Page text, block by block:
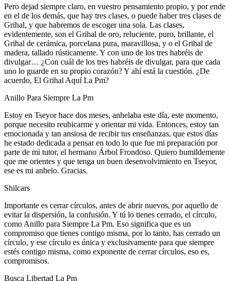
Pero dejad siempre claro, en vuestro pensamiento propio, y por ende
en el de los demás, que hay tres clases, o puede haber tres clases de
Grihal, y que habremos de escoger una sola. Las clases,
evidentemente, son el Grihal de oro, reluciente, puro, brillante, el
Grihal de cerámica, porcelana pura, maravillosa, y o el Grihal de
madera, tallado rústicamente. Y con uno de los tres habréis de
divulgar… ¿Con cuál de los tres habréis de divulgar, para que cada
uno lo guarde en su propio corazón? Y ahí está la cuestión. ¿De
acuerdo, El Grihal Aquí La Pm?
Anillo Para Siempre La Pm
Estoy en Tseyor hace dos meses, anhelaba este día, este momento,
porque necesito reubicarme y orientar mi vida. Entonces, estoy tan
emocionada y tan ansiosa de recibir tus enseñanzas, que estos días
he estado dedicada a pensar en todo lo que fue mi preparación por
parte de mi tutor, el hermano Árbol Frondoso. Quiero humildemente
que me orientes y que tenga un buen desenvolvimiento en Tseyor,
ese es mi anhelo. Gracias.
Shilcars
Importante es cerrar círculos, antes de abrir nuevos, por aquello de
evitar la dispersión, la confusión. Y tú lo tienes cerrado, el círculo,
como Anillo para Siempre La Pm. Eso significa que es un
compromiso que tienes contigo misma, por lo tanto, has cerrado un
círculo, y ese círculo es única y exclusivamente para que siempre
estés contigo misma, como exponente de cerrar círculos, eso es,
compromisos.
Busca Libertad La Pm